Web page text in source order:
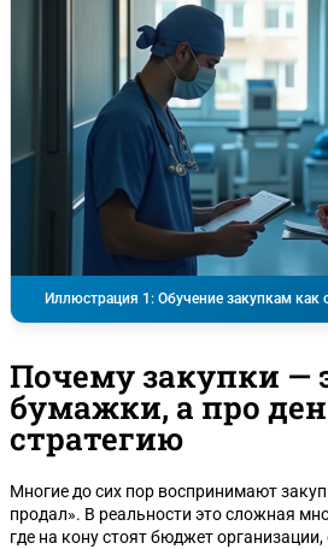
Иллюстрация 1: Обучение закупкам как
Почему закупки —
бумажки, а про
стратегию
Многие до сих пор воспринимают
продал». В реальности это сложная
где на кону стоят бюджет организации,